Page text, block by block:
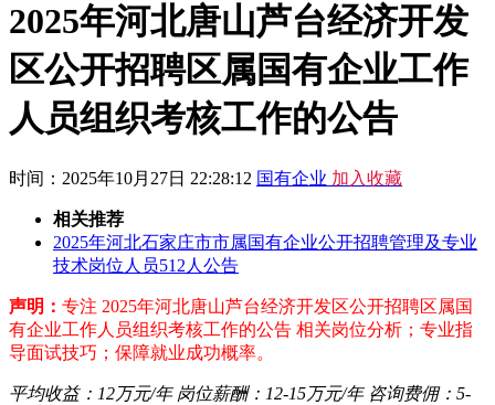
2025年河北唐山芦台经济开发
区公开招聘区属国有企业工作
人员组织考核工作的公告
时间：2025年10月27日 22:28:12 国有企业 加入收藏
相关推荐
2025年河北石家庄市市属国有企业公开招聘管理及专业
技术岗位人员512人公告
声明： 专注 2025年河北唐山芦台经济开发区公开招聘区属国
有企业工作人员组织考核工作的公告 相关岗位分析；专业指
导面试技巧；保障就业成功概率。
平均收益： 12万元/年 岗位薪酬： 12-15万元/年 咨询费佣： 5-